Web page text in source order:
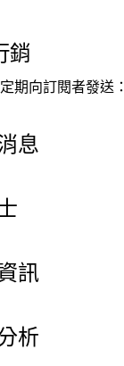
銷
期向訂閱者發送：
息
訊
析